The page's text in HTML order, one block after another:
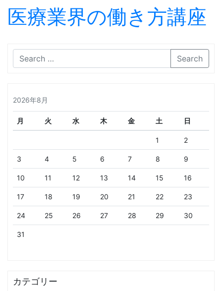
医療業界の働き方講座
Search
2026年8月
月 火 水 木 金 土 日
1 2
3 4 5 6 7 8 9
10 11 12 13 14 15 16
17 18 19 20 21 22 23
24 25 26 27 28 29 30
31
カテゴリー